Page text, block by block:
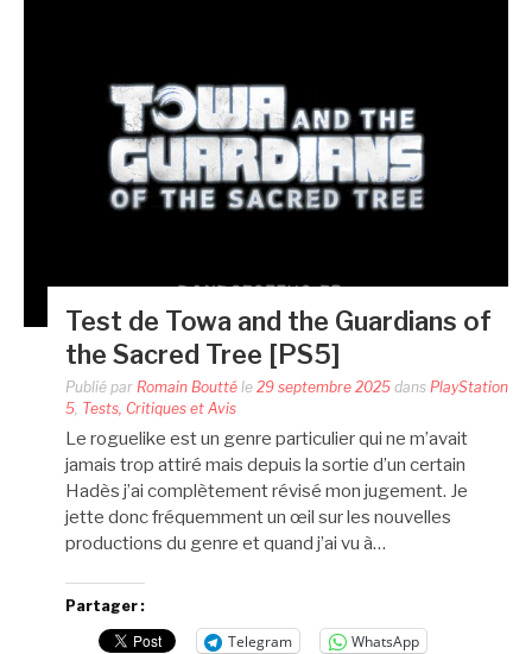
Test de Towa and the Guardians of
the Sacred Tree [PS5]
Publié par Romain Boutté le 29 septembre 2025 dans PlayStation
5 Tests, Critiques et Avis
Le roguelike est un genre particulier qui ne m’avait
jamais trop attiré mais depuis la sortie d’un certain
Hadès j’ai complètement révisé mon jugement. Je
jette donc fréquemment un œil sur les nouvelles
productions du genre et quand j’ai vu à…
Partager :
Telegram
WhatsApp